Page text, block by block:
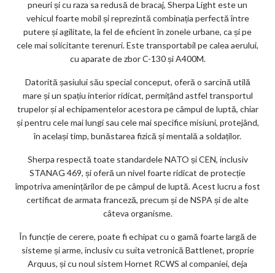
pneuri și cu raza sa redusă de bracaj, Sherpa Light este un
vehicul foarte mobil și reprezintă combinația perfectă între
putere și agilitate, la fel de eficient în zonele urbane, ca și pe
cele mai solicitante terenuri. Este transportabil pe calea aerului,
cu aparate de zbor C-130 și A400M.
Datorită șasiului său special conceput, oferă o sarcină utilă
mare și un spațiu interior ridicat, permițând astfel transportul
trupelor și al echipamentelor acestora pe câmpul de luptă, chiar
și pentru cele mai lungi sau cele mai specifice misiuni, protejând,
în același timp, bunăstarea fizică și mentală a soldaților.
Sherpa respectă toate standardele NATO și CEN, inclusiv
STANAG 469, și oferă un nivel foarte ridicat de protecție
împotriva amenințărilor de pe câmpul de luptă. Acest lucru a fost
certificat de armata franceză, precum și de NSPA și de alte
câteva organisme.
În funcție de cerere, poate fi echipat cu o gamă foarte largă de
sisteme și arme, inclusiv cu suita vetronică Battlenet, proprie
Arquus, și cu noul sistem Hornet RCWS al companiei, deja